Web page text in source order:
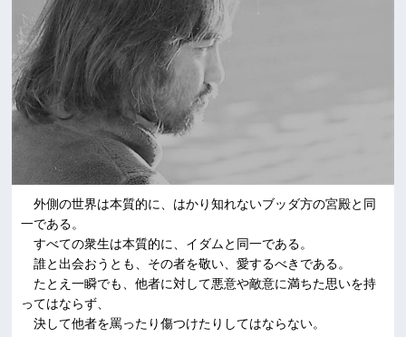
外側の世界は本質的に、はかり知れないブッダ方の宮殿と同
一である。
すべての衆生は本質的に、イダムと同一である。
誰と出会おうとも、その者を敬い、愛するべきである。
たとえ一瞬でも、他者に対して悪意や敵意に満ちた思いを持
ってはならず、
決して他者を罵ったり傷つけたりしてはならない。